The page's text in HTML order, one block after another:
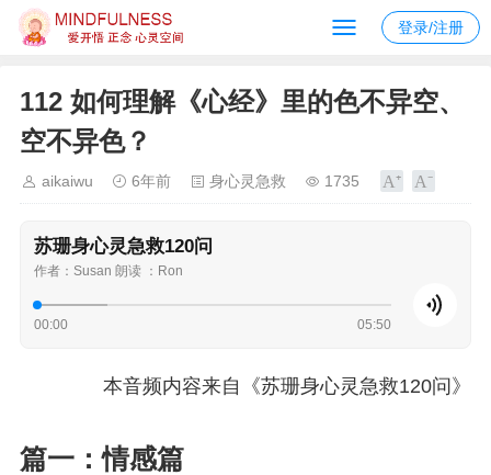
登录/注册
112 如何理解《心经》里的色不异空、
空不异色？
aikaiwu 6年前 身心灵急救 1735
苏珊身心灵急救120问
作者：Susan 朗读 ：Ron
00:00 05:50
本音频内容来自《苏珊身心灵急救120问》
篇一：情感篇